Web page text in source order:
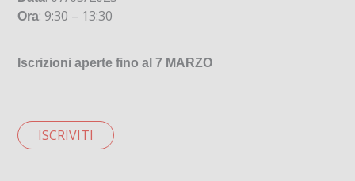
Ora: 9:30 – 13:30
Iscrizioni aperte fino al 7 MARZO
ISCRIVITI